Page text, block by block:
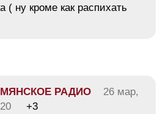
( ну кроме как распихать
РАДИО
26 мар,
+3